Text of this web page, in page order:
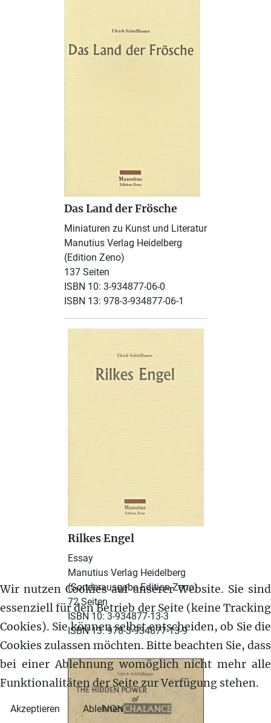
Das Land der Frösche
Miniaturen zu Kunst und Literatur
Manutius Verlag Heidelberg
(Edition Zeno)
137 Seiten
ISBN 10: 3-934877-06-0
ISBN 13: 978-3-934877-06-1
Rilkes Engel
Essay
Manutius Verlag Heidelberg
(Sonderausgabe Edition Zeno)
72 Seiten
ISBN 10: 3-934877-13-3
ISBN 13: 978-3-934877-13-9
Wir nutzen Cookies auf unserer Website. Sie sind
essenziell für den Betrieb der Seite (keine Tracking
Cookies). Sie können selbst entscheiden, ob Sie die
Cookies zulassen möchten. Bitte beachten Sie, dass
bei einer Ablehnung womöglich nicht mehr alle
Funktionalitäten der Seite zur Verfügung stehen.
Akzeptieren Ablehnen